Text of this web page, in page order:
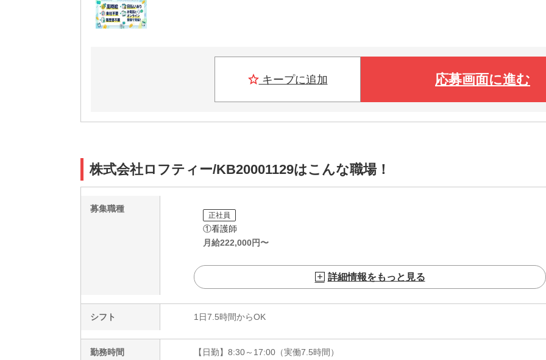
キープに追加 応募画面に進む
株式会社ロフティー/KB20001129はこんな職場！
募集職種
正社員
①看護師
月給222,000円〜
詳細情報をもっと見る
シフト 1日7.5時間からOK
勤務時間
【日勤】8:30～17:00（実働7.5時間）